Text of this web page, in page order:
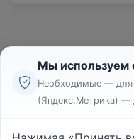
Мы используем
Необходимые — для
(Яндекс.Метрика) —